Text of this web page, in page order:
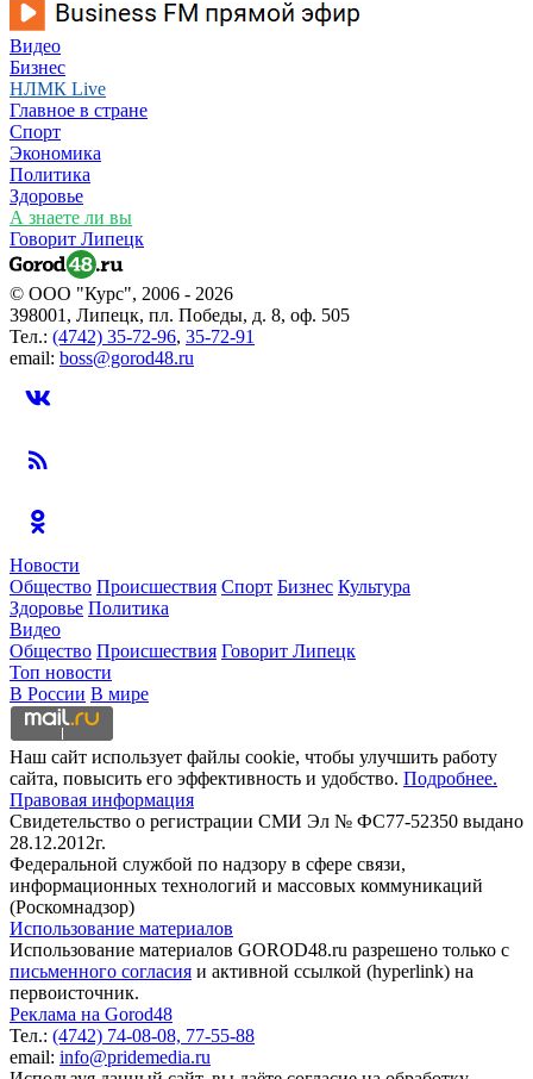
Видео
Бизнес
НЛМК Live
Главное в стране
Спорт
Экономика
Политика
Здоровье
А знаете ли вы
Говорит Липецк
© ООО "Курс", 2006 - 2026
398001, Липецк, пл. Победы, д. 8, оф. 505
Тел.: (4742) 35-72-96, 35-72-91
email: boss@gorod48.ru
Новости
Общество Происшествия Спорт Бизнес Культура
Здоровье Политика
Видео
Общество Происшествия Говорит Липецк
Топ новости
В России В мире
Наш сайт использует файлы cookie, чтобы улучшить работу
сайта, повысить его эффективность и удобство. Подробнее.
Правовая информация
Свидетельство о регистрации СМИ Эл № ФС77-52350 выдано
28.12.2012г.
Федеральной службой по надзору в сфере связи,
информационных технологий и массовых коммуникаций
(Роскомнадзор)
Использование материалов
Использование материалов GOROD48.ru разрешено только с
письменного согласия и активной ссылкой (hyperlink) на
первоисточник.
Реклама на Gorod48
Тел.: (4742) 74-08-08, 77-55-88
email: info@pridemedia.ru